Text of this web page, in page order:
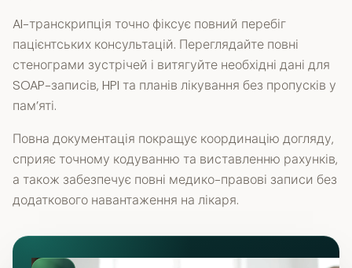
AI-транскрипція точно фіксує повний перебіг
пацієнтських консультацій. Переглядайте повні
стенограми зустрічей і витягуйте необхідні дані для
SOAP-записів, HPI та планів лікування без пропусків у
пам’яті.
Повна документація покращує координацію догляду,
сприяє точному кодуванню та виставленню рахунків,
а також забезпечує повні медико-правові записи без
додаткового навантаження на лікаря.